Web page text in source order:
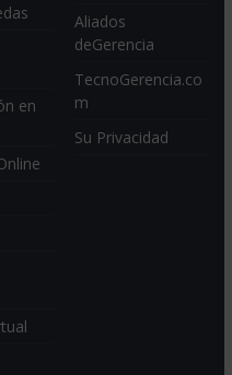
en
Aliados
deGerencia
TecnoGerencia.co
m
Su Privacidad